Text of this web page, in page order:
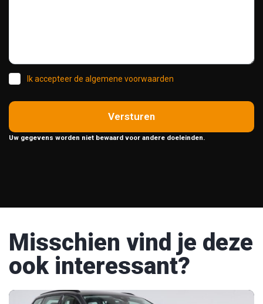
Ik accepteer de algemene voorwaarden
Versturen
Uw gegevens worden niet bewaard voor andere doeleinden.
Misschien vind je deze
ook interessant?